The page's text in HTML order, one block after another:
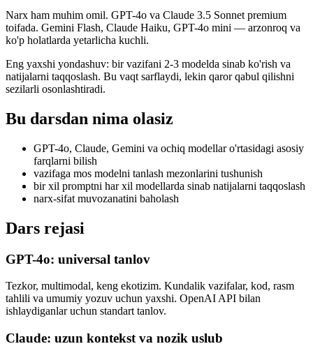
Narx ham muhim omil. GPT-4o va Claude 3.5 Sonnet premium
toifada. Gemini Flash, Claude Haiku, GPT-4o mini — arzonroq va
ko'p holatlarda yetarlicha kuchli.
Eng yaxshi yondashuv: bir vazifani 2-3 modelda sinab ko'rish va
natijalarni taqqoslash. Bu vaqt sarflaydi, lekin qaror qabul qilishni
sezilarli osonlashtiradi.
Bu darsdan nima olasiz
GPT-4o, Claude, Gemini va ochiq modellar o'rtasidagi asosiy
farqlarni bilish
vazifaga mos modelni tanlash mezonlarini tushunish
bir xil promptni har xil modellarda sinab natijalarni taqqoslash
narx-sifat muvozanatini baholash
Dars rejasi
GPT-4o: universal tanlov
Tezkor, multimodal, keng ekotizim. Kundalik vazifalar, kod, rasm
tahlili va umumiy yozuv uchun yaxshi. OpenAI API bilan
ishlaydiganlar uchun standart tanlov.
Claude: uzun kontekst va nozik uslub